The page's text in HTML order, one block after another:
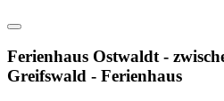
Ferienhaus Ostwaldt -
Greifswald - Ferienhaus